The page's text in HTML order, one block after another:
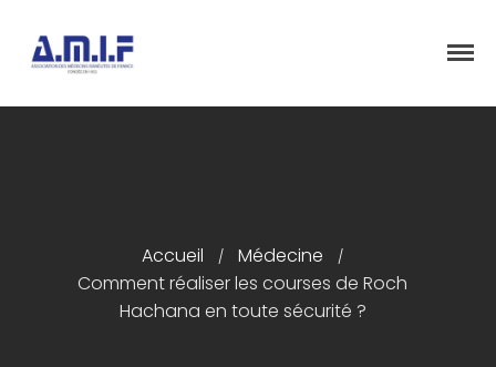
Accueil
Présentation
Accueil / Médecine /
Comment réaliser les courses de Roch
Hachana en toute sécurité ?